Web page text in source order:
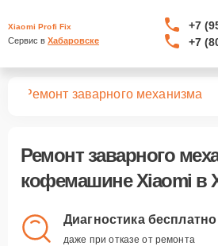
Xiaomi Profi Fix
Сервис в Хабаровске
+7
+7
Ремонт заварного механизма
Ремонт заварного
кофемашине Xiaomi в
Диагностика бесплатно
даже при отказе от ремонта